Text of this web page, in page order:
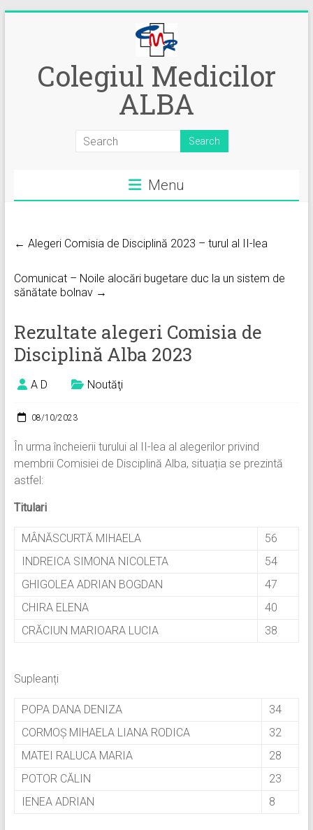
Colegiul Medicilor
ALBA
Menu
← Alegeri Comisia de Disciplină 2023 – turul al II-lea
Comunicat – Noile alocări bugetare duc la un sistem de
sănătate bolnav →
Rezultate alegeri Comisia de
Disciplină Alba 2023
A D Noutăţi
08/10/2023
În urma încheierii turului al II-lea al alegerilor privind
membrii Comisiei de Disciplină Alba, situația se prezintă
astfel:
Titulari
MÂNĂSCURTĂ MIHAELA
56
INDREICA SIMONA NICOLETA
54
GHIGOLEA ADRIAN BOGDAN
47
CHIRA ELENA
40
CRĂCIUN MARIOARA LUCIA
38
Supleanți
POPA DANA DENIZA
34
CORMOȘ MIHAELA LIANA RODICA
32
MATEI RALUCA MARIA
28
POTOR CĂLIN
23
IENEA ADRIAN
8